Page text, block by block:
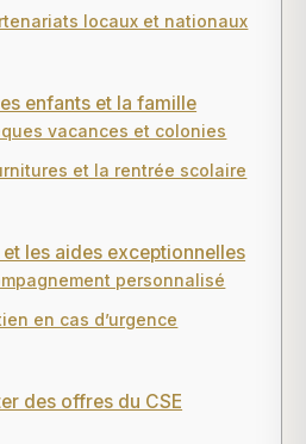
locaux et nationaux
enfants et la famille
vacances et colonies
et la rentrée scolaire
et les aides exceptionnelles
personnalisé
en cas d’urgence
des offres du CSE